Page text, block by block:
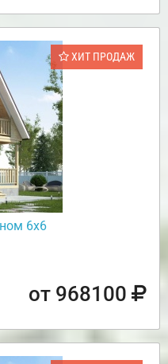
ХИТ ПРОДАЖ
6х6
от 968100